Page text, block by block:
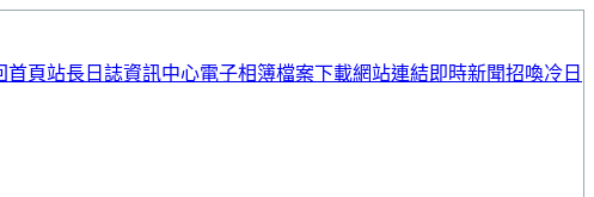
首頁站長日誌資訊中心電子相簿檔案下載網站連結即時新聞招喚冷日